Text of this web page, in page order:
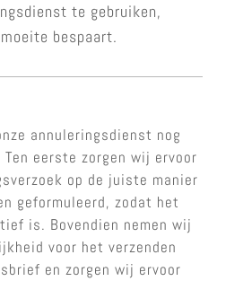
te gebruiken,
bespaart.
annuleringsdienst nog
eerste zorgen wij ervoor
op de juiste manier
geformuleerd, zodat het
is. Bovendien nemen wij
voor het verzenden
en zorgen wij ervoor